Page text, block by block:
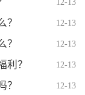
？ 12-13
？ 12-13
利？ 12-13
？ 12-13